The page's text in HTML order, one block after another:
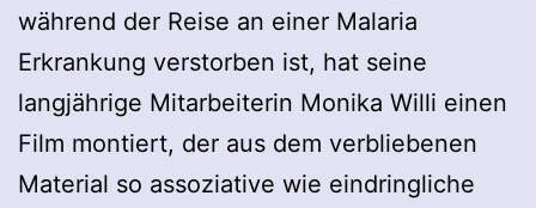
während der Reise an einer Malaria
Erkrankung verstorben ist, hat seine
langjährige Mitarbeiterin Monika Willi einen
Film montiert, der aus dem verbliebenen
Material so assoziative wie eindringliche